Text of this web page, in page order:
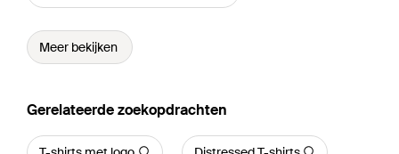
Meer bekijken
Gerelateerde zoekopdrachten